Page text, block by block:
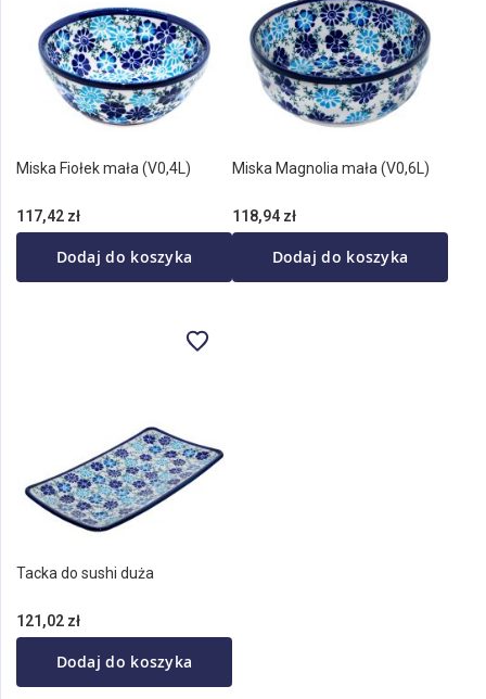
Miska Fiołek mała (V0,4L)
117,42 zł
Dodaj do koszyka
Miska Magnolia mała (V0,6L)
118,94 zł
Dodaj do koszyka
Tacka do sushi duża
121,02 zł
Dodaj do koszyka